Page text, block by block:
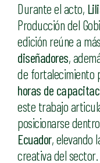
Durante el acto,
Producción del
edición reúne a
diseñadores,
de fortalecimiento
horas de
este trabajo
posicionarse
Ecuador, elevando
creativa del